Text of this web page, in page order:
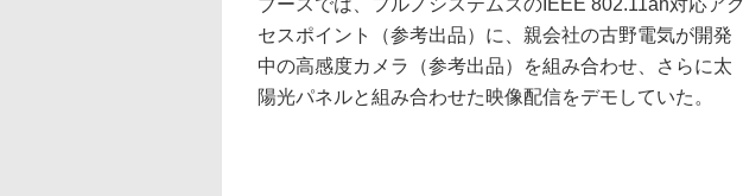
ブースでは、フルノシステムズのIEEE 802.11ah対応アク
セスポイント（参考出品）に、親会社の古野電気が開発
中の高感度カメラ（参考出品）を組み合わせ、さらに太
陽光パネルと組み合わせた映像配信をデモしていた。